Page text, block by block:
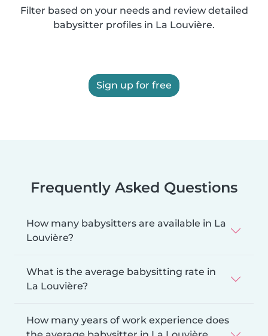
Filter based on your needs and review detailed
babysitter profiles in La Louvière.
Sign up for free
Frequently Asked Questions
How many babysitters are available in La
Louvière?
What is the average babysitting rate in
La Louvière?
How many years of work experience does